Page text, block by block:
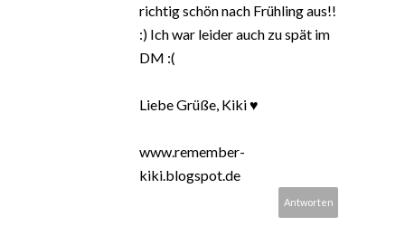
richtig schön nach Frühling aus!!
:) Ich war leider auch zu spät im
DM :(
Liebe Grüße, Kiki ♥
www.remember-
kiki.blogspot.de
Antworten